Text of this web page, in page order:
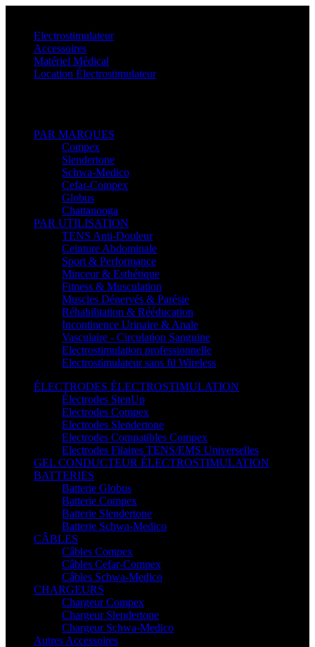
Electrostimulateur
Accessoires
Matériel Médical
Location Électrostimulateur
PAR MARQUES
Compex
Slendertone
Schwa-Medico
Cefar-Compex
Globus
Chattanooga
PAR UTILISATION
TENS Anti-Douleur
Ceinture Abdominale
Sport & Performance
Minceur & Esthétique
Fitness & Musculation
Muscles Dénervés & Parésie
Réhabilitation & Rééducation
Incontinence Urinaire & Anale
Vasculaire - Circulation Sanguine
Electrostimulation professionnelle
Electrostimulateur sans fil Wireless
ÉLECTRODES ÉLECTROSTIMULATION
Électrodes StenUp
Electrodes Compex
Electrodes Slendertone
Electrodes Compatibles Compex
Electrodes Filaires TENS/EMS Universelles
GEL CONDUCTEUR ÉLECTROSTIMULATION
BATTERIES
Batterie Globus
Batterie Compex
Batterie Slendertone
Batterie Schwa-Medico
CÂBLES
Câbles Compex
Câbles Cefar-Compex
Câbles Schwa-Medico
CHARGEURS
Chargeur Compex
Chargeur Slendertone
Chargeur Schwa-Medico
Autres Accessoires